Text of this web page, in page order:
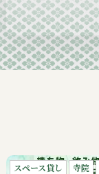
スペース貸し 寺院